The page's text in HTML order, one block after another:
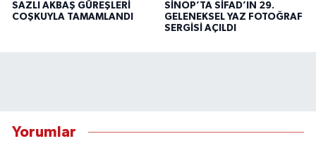
SAZLI AKBAŞ GÜREŞLERİ
COŞKUYLA TAMAMLANDI
SİNOP’TA SİFAD’IN 29.
GELENEKSEL YAZ FOTOĞRAF
SERGİSİ AÇILDI
Yorumlar